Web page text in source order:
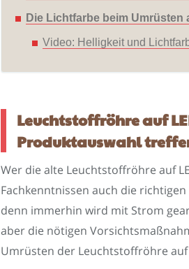
Die Lichtfarbe beim Umrüsten
Video: Helligkeit und
Leuchtstoffröhre auf
Produktauswahl
Wer die alte Leuchtstoffröhre auf
Fachkenntnissen auch die
denn immerhin wird mit Strom
aber die nötigen
Umrüsten der Leuchtstoffröhre auf